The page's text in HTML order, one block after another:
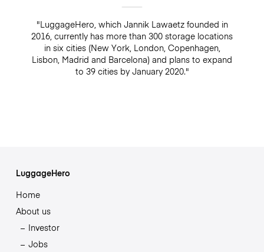
"LuggageHero, which Jannik Lawaetz founded in
2016, currently has more than 300 storage locations
in six cities (New York, London, Copenhagen,
Lisbon, Madrid and Barcelona) and plans to expand
to 39 cities by January 2020."
LuggageHero
Home
About us
Investor
Jobs